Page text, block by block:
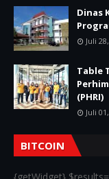
Dinas
Juli
Table
(PHRI)
Juli
BITCOIN